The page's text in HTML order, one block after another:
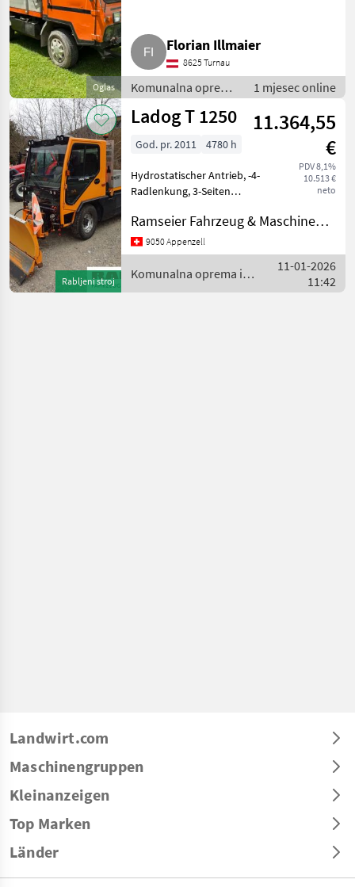
Prikaži
sve
(51)
MODEL
T
1250
MARKETPLACE
Marketplace
Ponude
trgovaca
Mali
oglasi
Oglas
Florian Illmaier
8625 Turnau
Komunalna oprema
i vozila / Zimska
oprema
1 mjesec online
Rabljeni stroj
Ladog T 1250
11.364,55
€
PDV 8,1%
10.513 €
neto
God. pr. 2011 4780 h
Hydrostatischer Antrieb, -4-
Radlenkung, 3-Seiten
Winterdienstausrüstung,
Schneepflug Zaugg. Weitere
Occasionen auf Anfrage.
Komunalna oprema i vozila
Ramseier Fahrzeug & Maschinen AG
9050 Appenzell
Komunalna oprema i
vozila / Ladog
11-01-2026
11:42
Landwirt.com
Maschinengruppen
Kleinanzeigen
Top Marken
Länder